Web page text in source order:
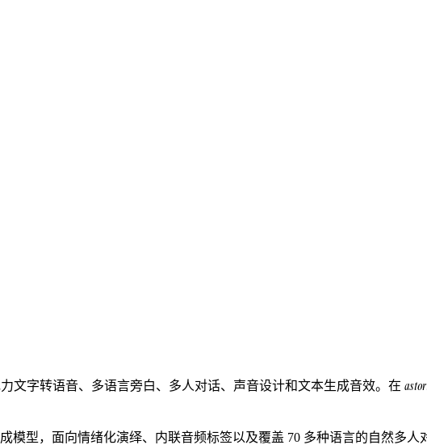
文字转语音、多语言旁白、多人对话、声音设计和文本生成音效。在
模型，面向情绪化演绎、内联音频标签以及覆盖 70 多种语言的自然多